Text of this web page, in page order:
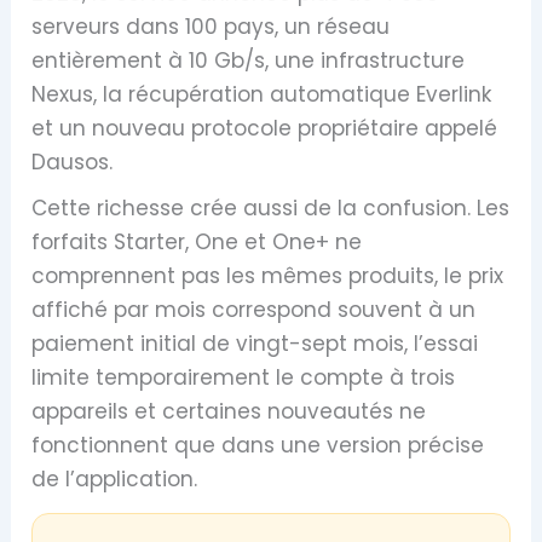
serveurs dans 100 pays, un réseau
entièrement à 10 Gb/s, une infrastructure
Nexus, la récupération automatique Everlink
et un nouveau protocole propriétaire appelé
Dausos.
Cette richesse crée aussi de la confusion. Les
forfaits Starter, One et One+ ne
comprennent pas les mêmes produits, le prix
affiché par mois correspond souvent à un
paiement initial de vingt-sept mois, l’essai
limite temporairement le compte à trois
appareils et certaines nouveautés ne
fonctionnent que dans une version précise
de l’application.